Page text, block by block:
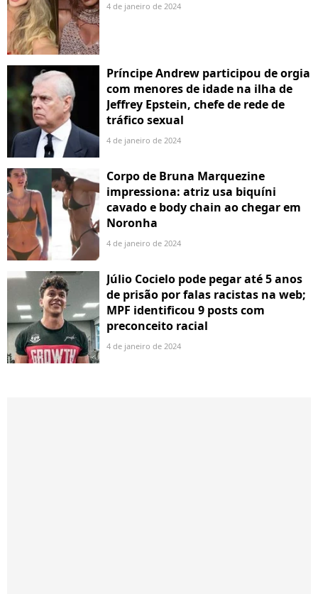
4 de janeiro de 2024
Príncipe Andrew participou de orgia
com menores de idade na ilha de
Jeffrey Epstein, chefe de rede de
tráfico sexual
4 de janeiro de 2024
Corpo de Bruna Marquezine
impressiona: atriz usa biquíni
cavado e body chain ao chegar em
Noronha
4 de janeiro de 2024
Júlio Cocielo pode pegar até 5 anos
de prisão por falas racistas na web;
MPF identificou 9 posts com
preconceito racial
4 de janeiro de 2024